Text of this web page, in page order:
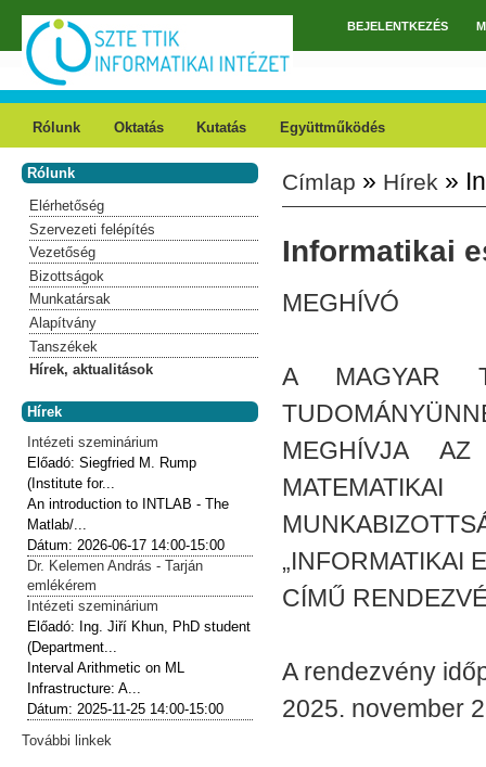
Ugrás a tartalomra
FőmenüBEJELENTKEZÉS
Rólunk Oktatás Kutatás Együttműködés
Jelenlegi hely
Címlap » Hírek »
Informatikai
MEGHÍVÓ
A MAGYAR
MEGHÍVJA
„INFORMATIKAI
CÍMŰ
A rendezvény
2025. november
Rólunk
Elérhetőség
Szervezeti felépítés
Vezetőség
Bizottságok
Munkatársak
Alapítvány
Tanszékek
Hírek, aktualitások
Hírek
Intézeti szeminárium
Előadó:Siegfried M. Rump
(Institute for...
An introduction to INTLAB - The
Matlab/...
Dátum: 2026-06-17 14:00-15:00
Dr. Kelemen András - Tarján
emlékérem
Intézeti szeminárium
Előadó: Ing. Jiří Khun, PhD student
(Department...
Interval Arithmetic on ML
Infrastructure: A...
Dátum: 2025-11-25 14:00-15:00
További linkek